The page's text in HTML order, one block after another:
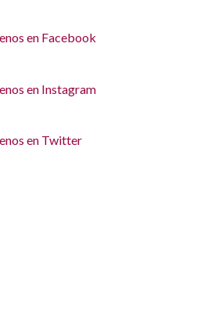
en Facebook
en Instagram
en Twitter